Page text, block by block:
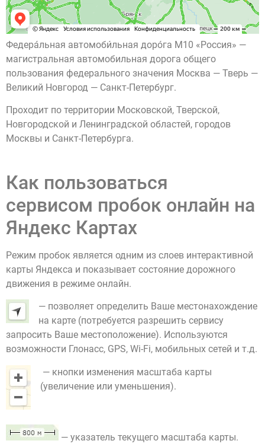
Федера́льная автомоби́льная доро́га М10 «Россия» —
магистральная автомобильная дорога общего
пользования федерального значения Москва — Тверь —
Великий Новгород — Санкт-Петербург.
Проходит по территории Московской, Тверской,
Новгородской и Ленинградской областей, городов
Москвы и Санкт-Петербурга.
Как пользоваться
сервисом пробок онлайн на
Яндекс Картах
Режим пробок является одним из слоев интерактивной
карты Яндекса и показывает состояние дорожного
движения в режиме онлайн.
— позволяет определить Ваше местонахождение
на карте (потребуется разрешить сервису
запросить Ваше местоположение). Используются
возможности Глонасс, GPS, Wi-Fi, мобильных сетей и т.д.
— кнопки изменения масштаба карты
(увеличение или уменьшения).
— указатель текущего масштаба карты.